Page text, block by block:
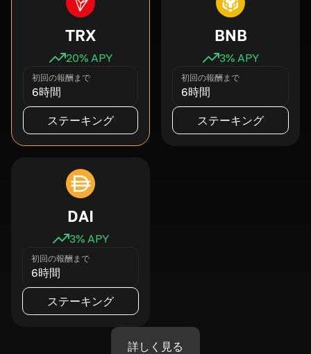
TRX
20% APY
初回の報酬まで
6時間
ステーキング
BNB
3% APY
初回の報酬まで
6時間
ステーキング
DAI
3% APY
初回の報酬まで
6時間
ステーキング
詳しく見る